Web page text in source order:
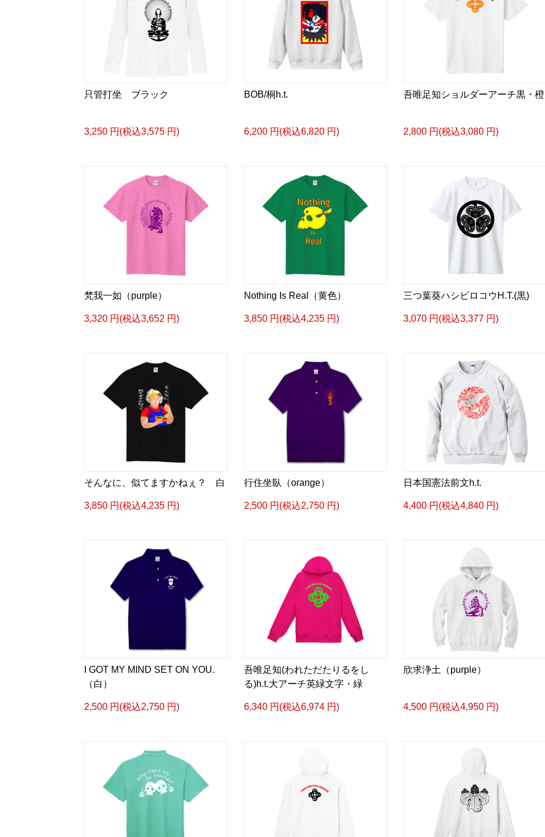
只管打坐 ブラック
3,250 円(税込3,575 円)
BOB/桐h.t.
6,200 円(税込6,820 円)
吾唯足知ショルダーアーチ黒・橙
2,800 円(税込3,080 円)
梵我一如（purple）
3,320 円(税込3,652 円)
Nothing Is Real（黄色）
3,850 円(税込4,235 円)
三つ葉葵ハシビロコウH.T.(黒)
3,070 円(税込3,377 円)
そんなに、似てますかねぇ？ 白
3,850 円(税込4,235 円)
行住坐臥（orange）
2,500 円(税込2,750 円)
日本国憲法前文h.t.
4,400 円(税込4,840 円)
I GOT MY MIND SET ON YOU.
（白）
2,500 円(税込2,750 円)
吾唯足知(われただたりるをし
る)h.t.大アーチ英緑文字・緑
6,340 円(税込6,974 円)
欣求浄土（purple）
4,500 円(税込4,950 円)